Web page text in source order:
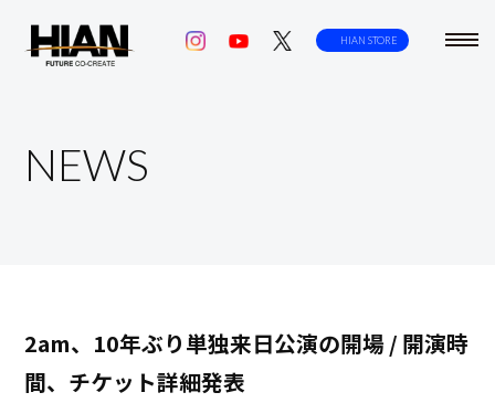
HIAN STORE
NEWS
2am、10年ぶり単独来日公演の開場 / 開演時
間、チケット詳細発表